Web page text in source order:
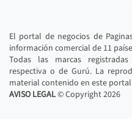
El portal de negocios de
información comercial de 11
Todas las marcas
respectiva o de Gurú. La
material contenido en este
AVISO LEGAL© Copyright2026